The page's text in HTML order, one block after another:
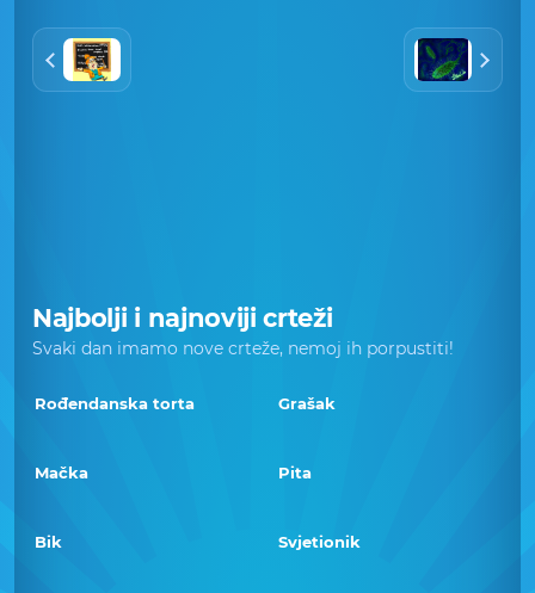
Najbolji i najnoviji crteži
Svaki dan imamo nove crteže, nemoj ih porpustiti!
Rođendanska torta Grašak
Mačka Pita
Bik Svjetionik